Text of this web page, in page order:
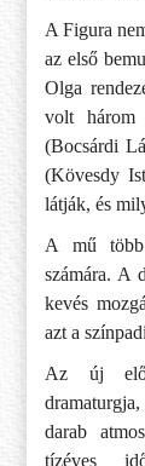
A Figura
az első
Olga
volt három
(Bocsárdi
(Kövesdy
látják, és
A mű több
számára. A
kevés
azt a
Az új
darab
tízéves